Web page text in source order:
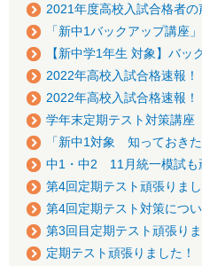
2021年度高校入試合格者の
「新中1バックアップ講座
【新中学1年生 対象】バ
2022年高校入試合格速報！
2022年高校入試合格速報！
学年末定期テスト対策講座
「新中1対象 知っておき
中1・中2 11月統一模試も
第4回定期テスト頑張りまし
第4回定期テスト対策につ
第3回目定期テスト頑張りま
定期テスト頑張りました！